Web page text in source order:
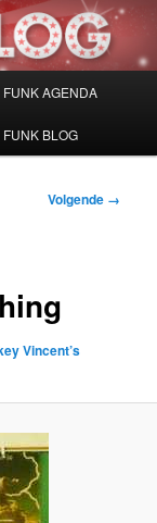
FUNK AGENDA
FUNK BLOG
Volgende →
Vincent’s